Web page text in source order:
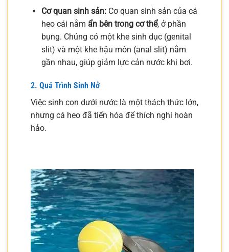
Cơ quan sinh sản:Cơ quan sinh sản của cá
heo cái nằm ẩn bên trong cơ thể, ở phần
bụng. Chúng có một khe sinh dục (genital
slit) và một khe hậu môn (anal slit) nằm
gần nhau, giúp giảm lực cản nước khi bơi.
2. Quá Trình Sinh Nở
Việc sinh con dưới nước là một thách thức lớn,
nhưng cá heo đã tiến hóa để thích nghi hoàn
hảo.